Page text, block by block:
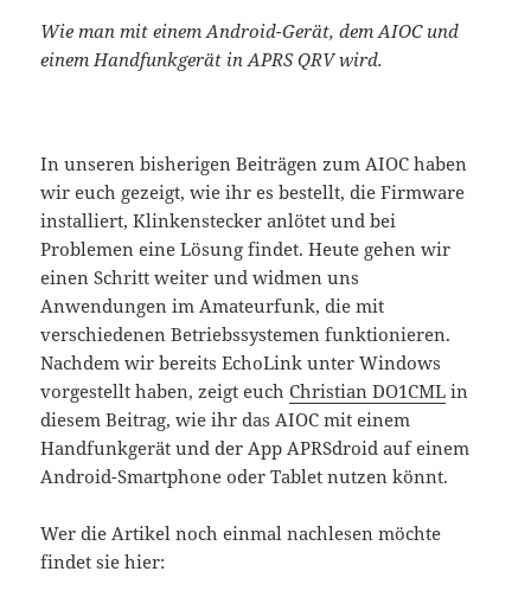
Wie man mit einem Android-Gerät, dem AIOC und
einem Handfunkgerät in APRS QRV wird.
In unseren bisherigen Beiträgen zum AIOC haben
wir euch gezeigt, wie ihr es bestellt, die Firmware
installiert, Klinkenstecker anlötet und bei
Problemen eine Lösung findet. Heute gehen wir
einen Schritt weiter und widmen uns
Anwendungen im Amateurfunk, die mit
verschiedenen Betriebssystemen funktionieren.
Nachdem wir bereits EchoLink unter Windows
vorgestellt haben, zeigt euchChristian DO1CML in
diesem Beitrag, wie ihr das AIOC mit einem
Handfunkgerät und der App APRSdroid auf einem
Android-Smartphone oder Tablet nutzen könnt.
Wer die Artikel noch einmal nachlesen möchte
findet sie hier: